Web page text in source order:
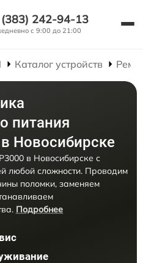
242-94-13
с 9:00 до 21:00
Каталог устройств
питания
Новосибирске
в Новосибирске с
любой сложности. Проводим
поломки, заменяем
Подробнее